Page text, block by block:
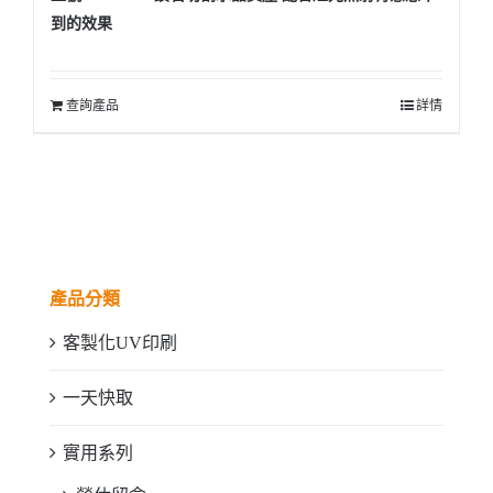
到的效果
查詢產品 詳情
產品分類
客製化UV印刷
一天快取
實用系列